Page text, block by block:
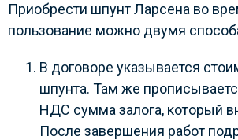
Приобрести шпунт Ларсена во
пользование можно двумя
В договоре указывается
шпунта. Там же
НДС сумма залога, который
После завершения работ